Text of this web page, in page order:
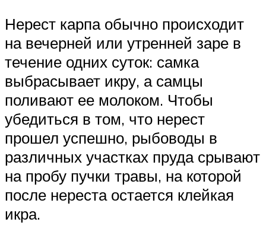
Нерест карпа обычно происходит
на вечерней или утренней заре в
течение одних суток: самка
выбрасывает икру, а самцы
поливают ее молоком. Чтобы
убедиться в том, что нерест
прошел успешно, рыбоводы в
различных участках пруда срывают
на пробу пучки травы, на которой
после нереста остается клейкая
икра.